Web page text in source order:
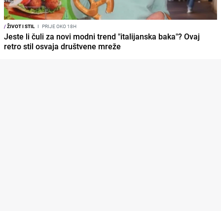
/ŽIVOT I STIL I PRIJE OKO 18H
Jeste li čuli za novi modni trend "italijanska baka"? Ovaj
retro stil osvaja društvene mreže